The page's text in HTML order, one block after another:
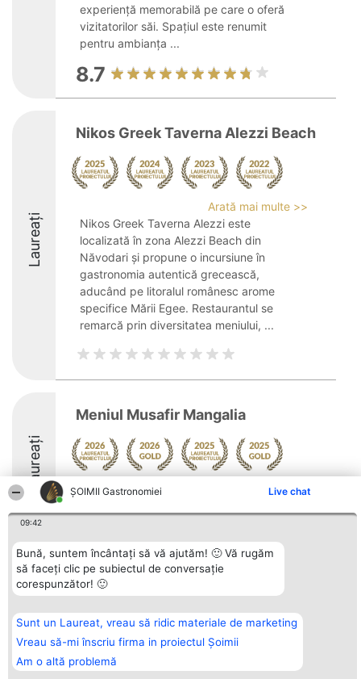
ȘOIMII Gastronomiei Live chat
09:42
Bună, suntem încântați să vă ajutăm! 🙂 Vă rugăm
să faceți clic pe subiectul de conversație
corespunzător! 🙂
Sunt un Laureat, vreau să ridic materiale de marketing
Vreau să-mi înscriu firma in proiectul Șoimii
Am o altă problemă
experiență memorabilă pe care o oferă
vizitatorilor săi. Spațiul este renumit
pentru ambianța ...
8.7
Laureați
Nikos Greek Taverna Alezzi Beach
Arată mai multe >>
Nikos Greek Taverna Alezzi este
localizată în zona Alezzi Beach din
Năvodari și propune o incursiune în
gastronomia autentică grecească,
aducând pe litoralul românesc arome
specifice Mării Egee. Restaurantul se
remarcă prin diversitatea meniului, ...
Laureați
Meniul Musafir Mangalia
Arată mai multe >>
9.1
Organizator Ranking
BRIGHT SOLUTIONS BR SRL
Sc. A Et. 4 Ap. 13 Cod 061952
București
CUI 36737675
tel: +40 770 990 492
Plebiscyt
Laureaților
Reguli
Politica de